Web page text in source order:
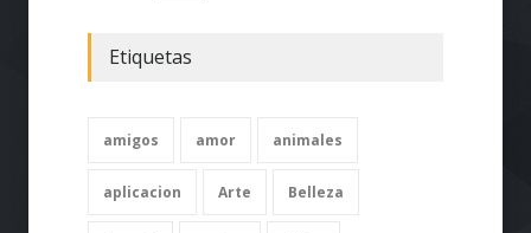
Etiquetas
amigos amor animales
aplicacion Arte Belleza